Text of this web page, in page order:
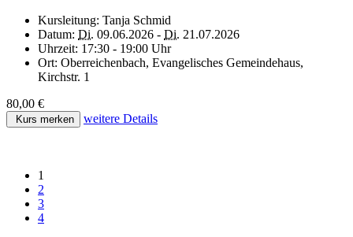
Kursleitung: Tanja Schmid
Datum: Di. 09.06.2026 - Di. 21.07.2026
Uhrzeit: 17:30 - 19:00 Uhr
Ort: Oberreichenbach, Evangelisches Gemeindehaus,
Kirchstr. 1
80,00 €
Kurs merken weitere Details
1
2
3
4